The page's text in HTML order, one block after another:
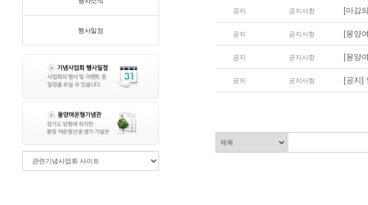
행사일정
공지 공지사항 [마감
공지 공지사항 [몽양
공지 공지사항 [몽양
공지 공지사항 [공지]